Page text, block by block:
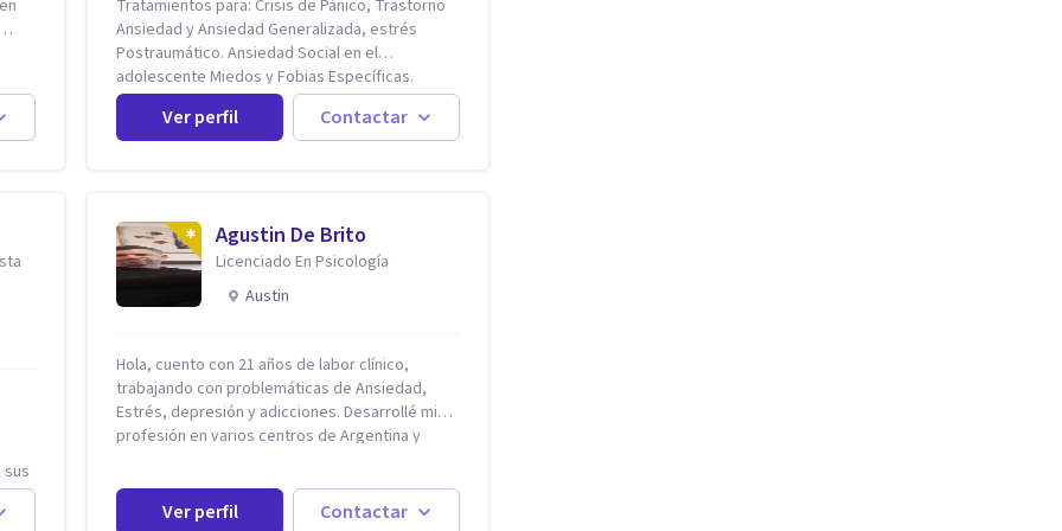
y
Tratamientos para: Crisis de Pánico, Trastorno
Ansiedad y Ansiedad Generalizada, estrés
Postraumático. Ansiedad Social en el
adolescente Miedos y Fobias Específicas.
Trastornos de la conducta alimentaria (Anorexia
y Bulimia) Modificación conductas no deseadas.
Impulsividad, conductas obsesivas,
Evaluación, contención e intervención en riesgo
Suicida Conductas autolesivas en el
adolescente. Problemas con el consumo de
alcohol y sustancias. Tratamiento del Estrés.
Mindfulness. Estimulación temprana,
Orientación sexual, Acompañamiento
Tanatológico. Cuidados paliativos en
enfermedades crónicas.
Ver perfil Contactar
a
Agustin De Brito
Licenciado En Psicología
Austin
Hola, cuento con 21 años de labor clínico,
trabajando con problemáticas de Ansiedad,
Estrés, depresión y adicciones. Desarrollé mi
profesión en varios centros de Argentina y
práctica privada. Utilizo terapias cognitivas
conductuales basadas en evidencia científica
Ver perfil Contactar